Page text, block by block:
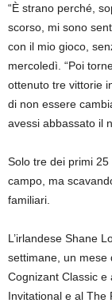
“È strano perché,
scorso, mi sono
con il mio gioco,
mercoledì. “Poi
ottenuto tre vittorie
di non essere
avessi abbassato il
Solo tre dei primi
campo, ma
familiari.
L’irlandese Shane
settimane, un mese
Cognizant Classic e
Invitational e al The